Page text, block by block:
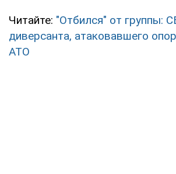
Читайте: "Отбился" от группы:
диверсанта, атаковавшего
АТО